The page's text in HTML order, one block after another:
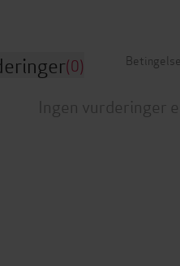
(0)
Ingen vurderinger